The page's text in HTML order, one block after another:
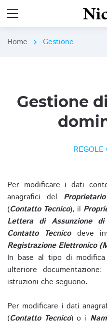
Home chevron_right Gestione
Gestione
REGOLE
Per modificare i dati
anagrafici del Proprietario
(Contatto Tecnico), il
Lettera di Assunzione di
Contatto Tecnicodeve
Registrazione Elettronico
In base al tipo di modifica
ulteriore
istruzioni che seguono.
Per modificare i dati
(Contatto Tecnico) o i